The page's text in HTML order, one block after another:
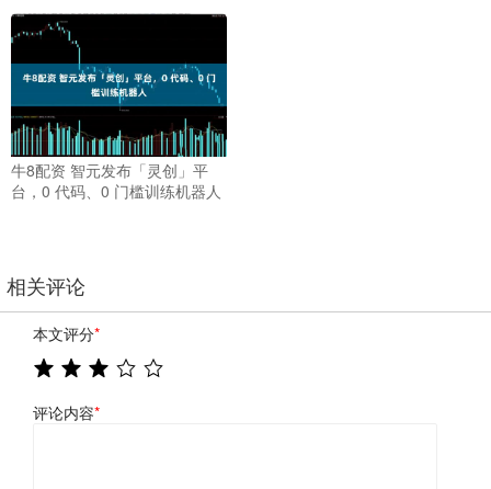
牛8配资 智元发布「灵创」平
台，0 代码、0 门槛训练机器人
相关评论
本文评分*
评论内容*